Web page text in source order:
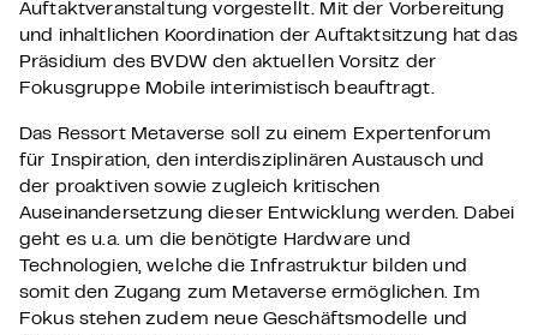
Auftaktveranstaltung vorgestellt. Mit der Vorbereitung
und inhaltlichen Koordination der Auftaktsitzung hat das
Präsidium des BVDW den aktuellen Vorsitz der
Fokusgruppe Mobile interimistisch beauftragt.
Das Ressort Metaverse soll zu einem Expertenforum
für Inspiration, den interdisziplinären Austausch und
der proaktiven sowie zugleich kritischen
Auseinandersetzung dieser Entwicklung werden. Dabei
geht es u.a. um die benötigte Hardware und
Technologien, welche die Infrastruktur bilden und
somit den Zugang zum Metaverse ermöglichen. Im
Fokus stehen zudem neue Geschäftsmodelle und